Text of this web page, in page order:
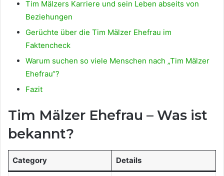
Tim Mälzers Karriere und sein Leben abseits von
Beziehungen
Gerüchte über die Tim Mälzer Ehefrau im
Faktencheck
Warum suchen so viele Menschen nach „Tim Mälzer
Ehefrau“?
Fazit
Tim Mälzer Ehefrau – Was ist
bekannt?
Category Details